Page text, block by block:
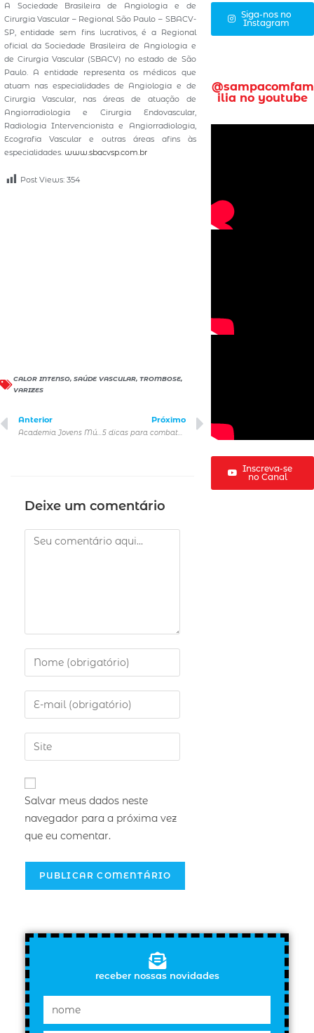
A Sociedade Brasileira de Angiologia e de
Cirurgia Vascular – Regional São Paulo – SBACV-
SP, entidade sem fins lucrativos, é a Regional
oficial da Sociedade Brasileira de Angiologia e
de Cirurgia Vascular (SBACV) no estado de São
Paulo. A entidade representa os médicos que
atuam nas especialidades de Angiologia e de
Cirurgia Vascular, nas áreas de atuação de
Angiorradiologia e Cirurgia Endovascular,
Radiologia Intervencionista e Angiorradiologia,
Ecografia Vascular e outras áreas afins às
especialidades. www.sbacvsp.com.br
Post Views: 354
CALOR INTENSO, SAÚDE VASCULAR, TROMBOSE,
VARIZES
Anterior Próximo
5 dicas para combater a pele oleosa durante a temporada de primavera-verão
Deixe um comentário
Salvar meus dados neste
navegador para a próxima vez
que eu comentar.
Siga-nos no
Instagram
@sampacomfam
ilia no youtube
Inscreva-se
no Canal
receber nossas novidades